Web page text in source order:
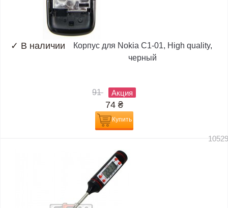
✓ В наличии
Корпус для Nokia C1-01, High quality,
черный
91 Акция
74 ₴
Купить